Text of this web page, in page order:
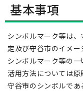
基本事項
シンボルマーク等は
定及び守谷市のイメー
シンボルマーク等の一
活用方法については原
守谷市のシンボルで